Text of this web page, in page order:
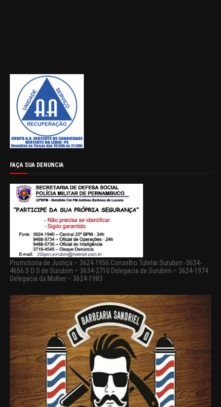
FAÇA SUA DENUNCIA
Promotoria de Justiça – 3624-1956 Conselho Tutelar Surubim -3634-
4656 S D S de Surubim – 3634-2710 Delegacia de Surubim – 3624-1974
Delegacia da Mulher – 3624-1983